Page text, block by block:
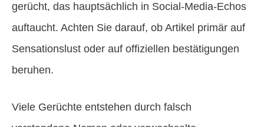
gerücht, das hauptsächlich in Social-Media-Echos
auftaucht. Achten Sie darauf, ob Artikel primär auf
Sensationslust oder auf offiziellen bestätigungen
beruhen.
Viele Gerüchte entstehen durch falsch